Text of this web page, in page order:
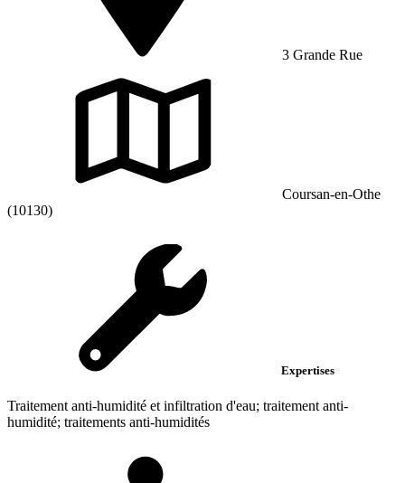
3 Grande Rue
Coursan-en-Othe
(10130)
Expertises
Traitement anti-humidité et infiltration d'eau; traitement anti-
humidité; traitements anti-humidités